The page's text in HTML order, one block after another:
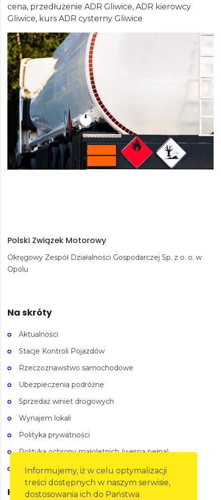
cena, przedłużenie ADR Gliwice, ADR kierowcy
Gliwice, kurs ADR cysterny Gliwice
Polski Związek Motorowy
Okręgowy Zespół Działalności Gospodarczej Sp. z o. o. w
Opolu
Na skróty
Aktualności
Stacje Kontroli Pojazdów
Rzeczoznawstwo samochodowe
Ubezpieczenia podróżne
Sprzedaż winiet drogowych
Wynajem lokali
Polityka prywatności
Polityka ochrony małoletnich (wersja pełna)
Polityka ochrony małoletnich (wersja skrócona)
Kontakt
Informujemy, iż w celu optymalizacji
treści dostępnych w naszym serwisie,
dostosowania ich do Państwa